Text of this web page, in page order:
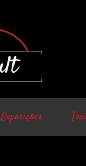
Exposições